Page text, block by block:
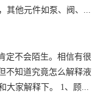
其他元件如泵、阀、...
定不会陌生。相信有很
不知道究竟怎么解释液
大家解释下。 1、顾...